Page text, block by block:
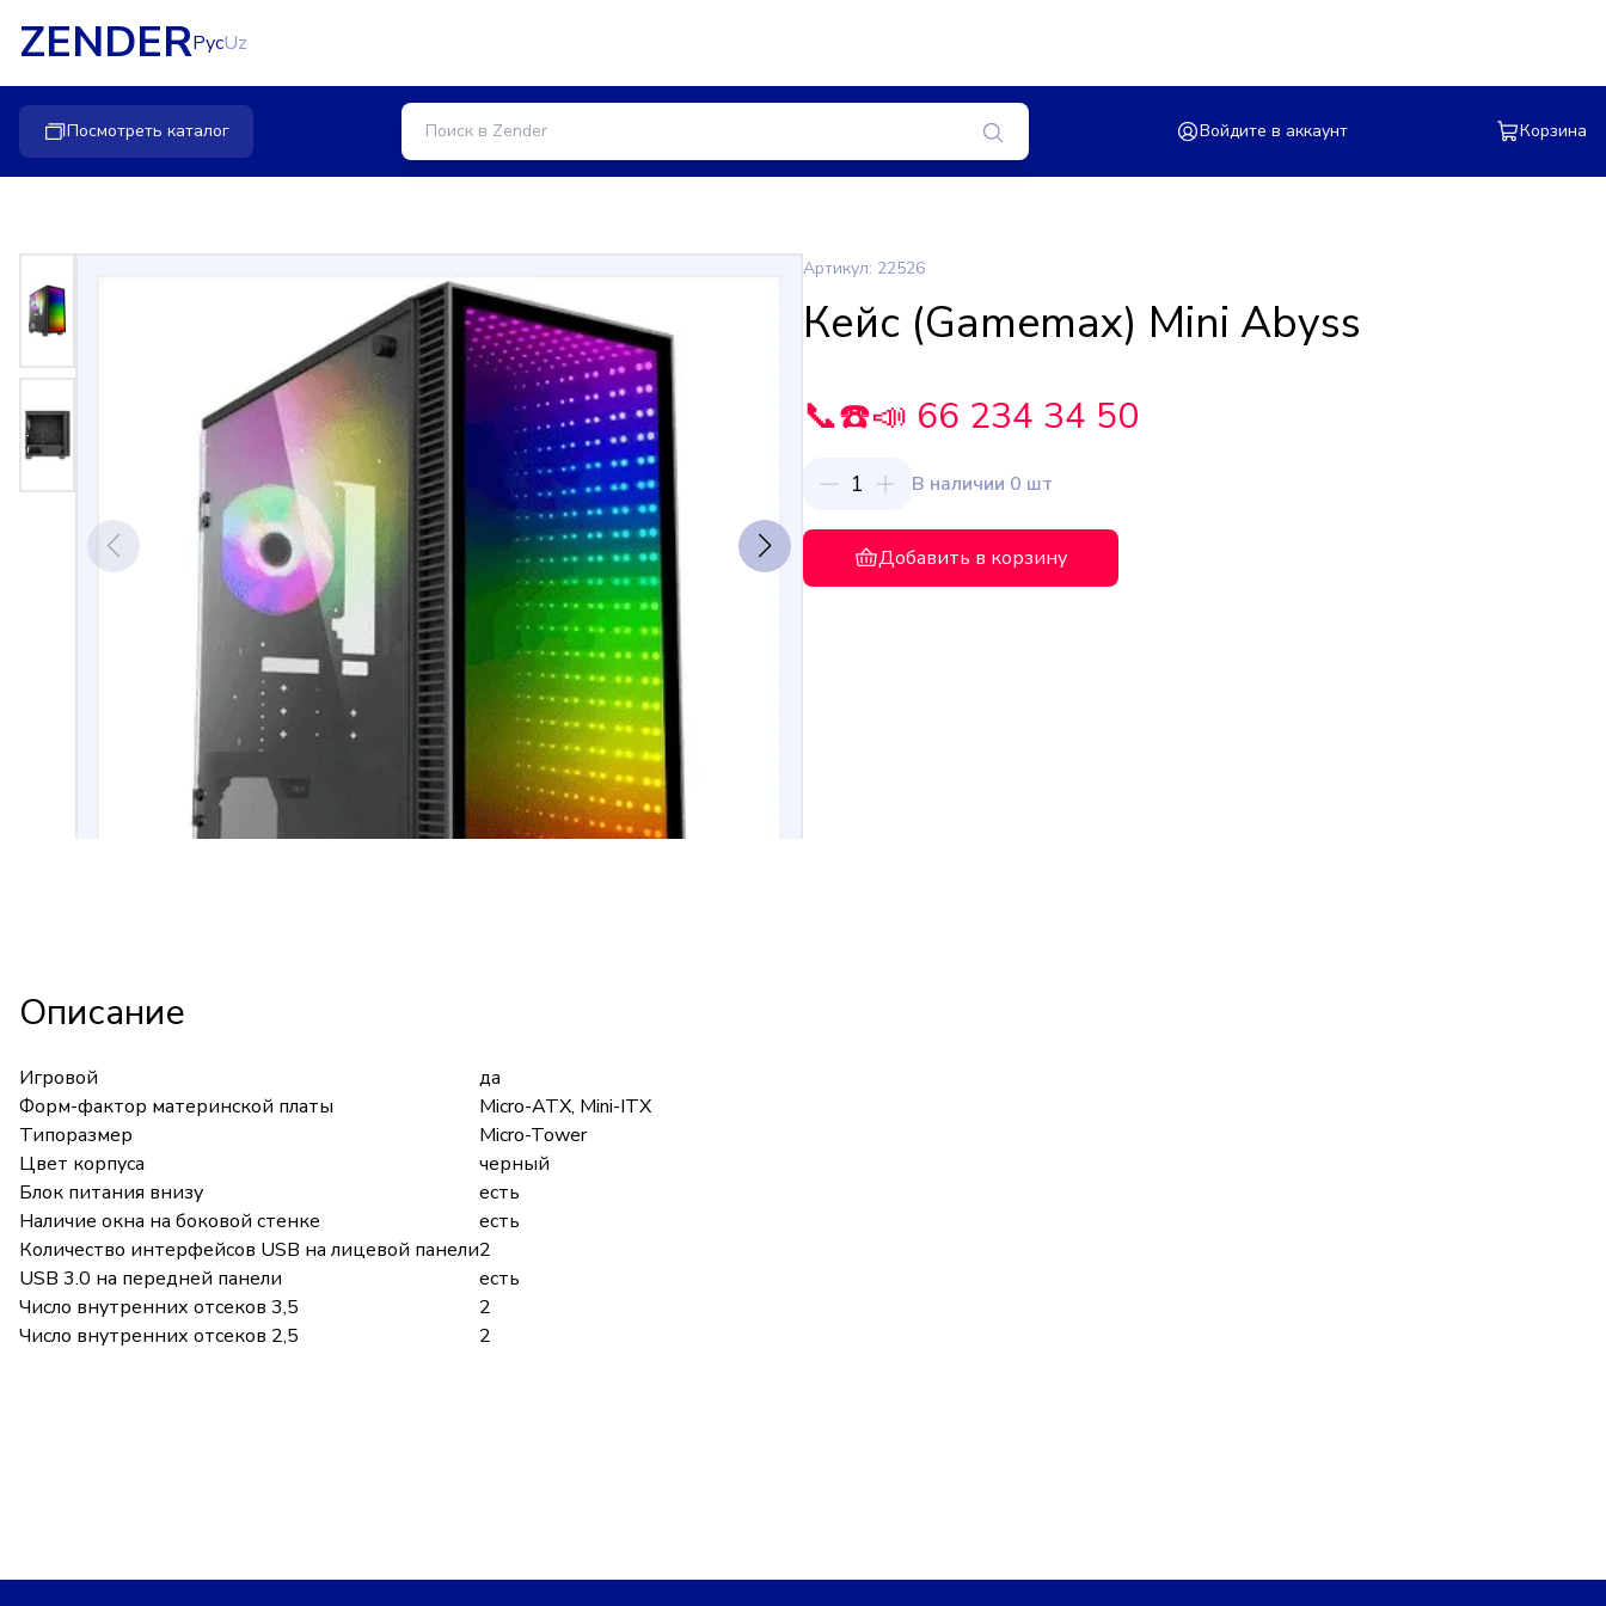
ZENDERРусUz
Посмотреть каталог Войдите в аккаунт Корзина
Артикул: 22526
Кейс (Gamemax) Mini Abyss
📞☎️📣 66 234 34 50
1 В наличии 0 шт
Добавить в корзину
Описание
Игровой
да
Форм-фактор материнской платы
Micro-ATX, Mini-ITX
Типоразмер
Micro-Tower
Цвет корпуса
черный
Блок питания внизу
есть
Наличие окна на боковой стенке
есть
Количество интерфейсов USB на лицевой панели2
USB 3.0 на передней панели
есть
Число внутренних отсеков 3,5
2
Число внутренних отсеков 2,5
2